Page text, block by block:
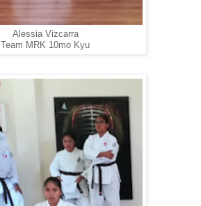
Alessia Vizcarra
Team MRK 10mo Kyu